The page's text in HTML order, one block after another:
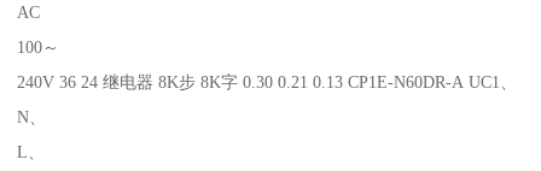
AC
100～
240V 36 24 继电器 8K步 8K字 0.30 0.21 0.13 CP1E-N60DR-A UC1、
N、
L、